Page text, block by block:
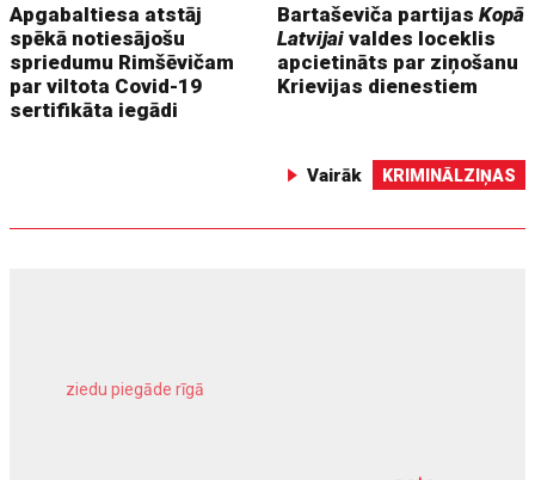
Apgabaltiesa atstāj
spēkā notiesājošu
spriedumu Rimšēvičam
par viltota Covid-19
sertifikāta iegādi
Bartaševiča partijasKopā
Latvijai valdes loceklis
apcietināts par ziņošanu
Krievijas dienestiem
Vairāk KRIMINĀLZIŅAS
ziedu piegāde rīgā